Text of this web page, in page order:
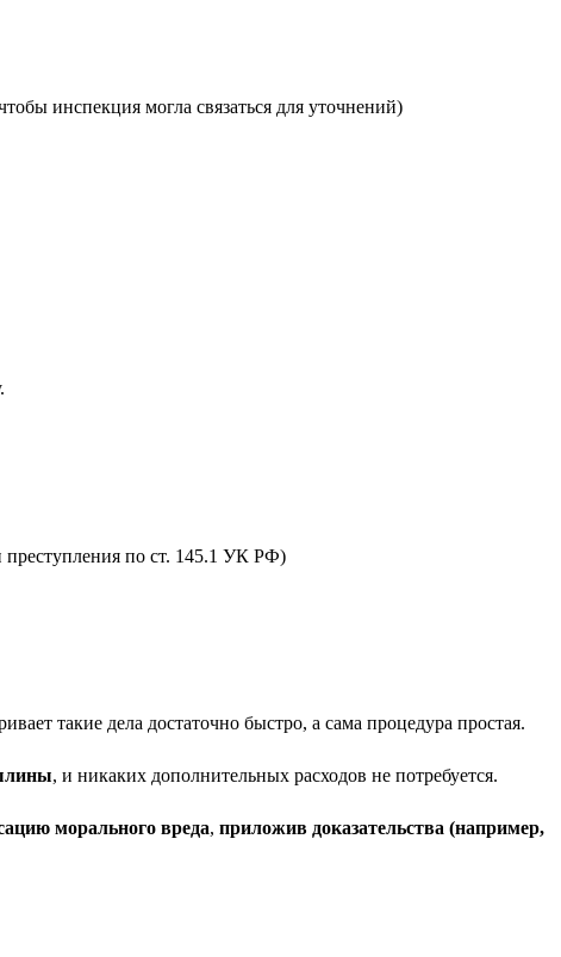
инспекция могла связаться для уточнений)
преступления по ст. 145.1 УК РФ)
такие дела достаточно быстро, а сама процедура простая.
, и никаких дополнительных расходов не потребуется.
морального вреда, приложив доказательства (например,